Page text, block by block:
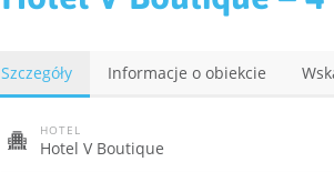
Szczegóły Informacje o obiekcie
HOTEL
Hotel V Boutique